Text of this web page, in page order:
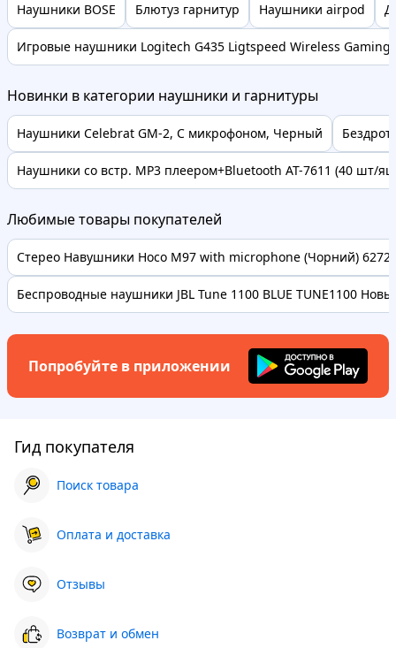
Наушники BOSE Блютуз гарнитур Наушники airpod
Игровые наушники Logitech G435 Ligtspeed Wireless Gaming
Новинки в категории наушники и гарнитуры
Наушники Celebrat GM-2, С микрофоном, Черный
Наушники со встр. MP3 плеером+Bluetooth AT-7611 (40 шт/
Любимые товары покупателей
Стерео Навушники Hoco M97 with microphone (Чорний)
Беспроводные наушники JBL Tune 1100 BLUE TUNE1100
Попробуйте в приложении
Гид покупателя
Поиск товара
Оплата и доставка
Отзывы
Возврат и обмен